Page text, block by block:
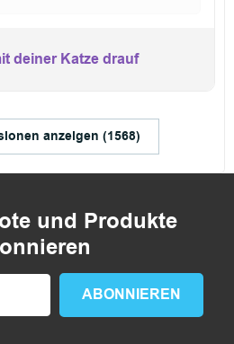
deiner Katze drauf
anzeigen (1568)
und Produkte